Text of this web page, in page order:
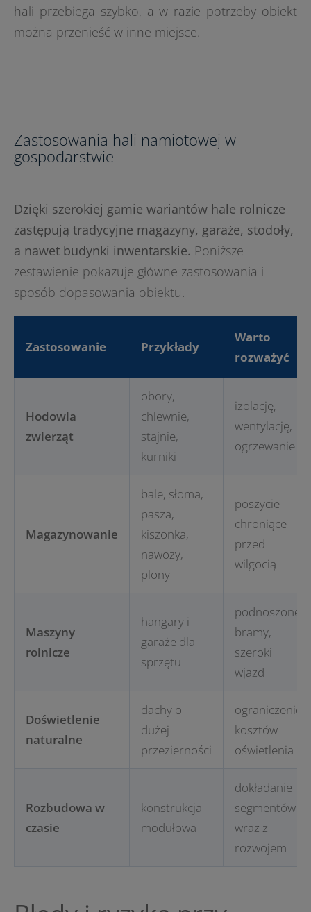
hali przebiega szybko, a w razie potrzeby obiekt
można przenieść w inne miejsce.
Zastosowania hali namiotowej w
gospodarstwie
Dzięki szerokiej gamie wariantów hale rolnicze
zastępują tradycyjne magazyny, garaże, stodoły,
a nawet budynki inwentarskie. Poniższe
zestawienie pokazuje główne zastosowania i
sposób dopasowania obiektu.
Zastosowanie Przykłady
Warto
rozważyć
Hodowla
zwierząt
obory,
chlewnie,
stajnie,
kurniki
izolację,
wentylację,
ogrzewanie
Magazynowanie
bale, słoma,
pasza,
kiszonka,
nawozy,
plony
poszycie
chroniące
przed
wilgocią
Maszyny
rolnicze
hangary i
garaże dla
sprzętu
podnoszone
bramy,
szeroki
wjazd
Doświetlenie
naturalne
dachy o
dużej
przezierności
ograniczenie
kosztów
oświetlenia
Rozbudowa w
czasie
konstrukcja
modułowa
dokładanie
segmentów
wraz z
rozwojem